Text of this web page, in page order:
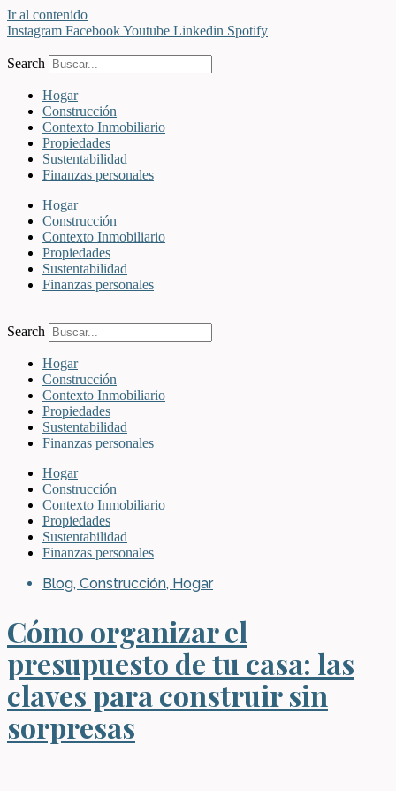
Ir al contenido
Instagram FacebookYoutube Linkedin Spotify
Search
Hogar
Construcción
Contexto Inmobiliario
Propiedades
Sustentabilidad
Finanzas personales
Hogar
Construcción
Contexto Inmobiliario
Propiedades
Sustentabilidad
Finanzas personales
Search
Hogar
Construcción
Contexto Inmobiliario
Propiedades
Sustentabilidad
Finanzas personales
Hogar
Construcción
Contexto Inmobiliario
Propiedades
Sustentabilidad
Finanzas personales
Blog, Construcción, Hogar
Cómo organizar el
presupuesto de tu casa: las
claves para construir sin
sorpresas